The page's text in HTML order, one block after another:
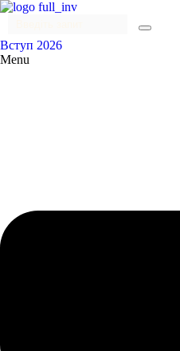
Вступ 2026
Menu